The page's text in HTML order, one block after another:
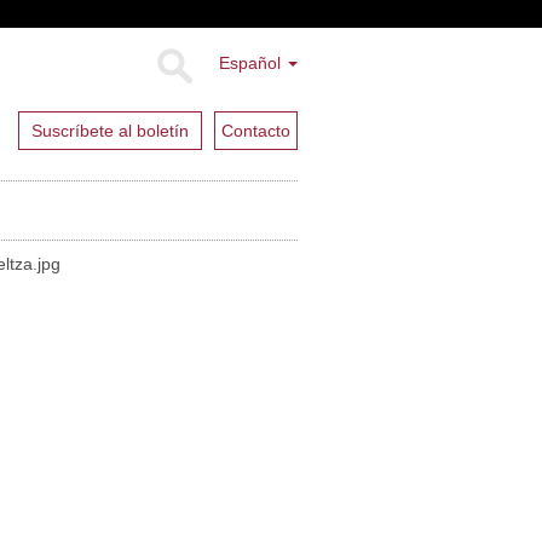
Español
Suscríbete al boletín Contacto